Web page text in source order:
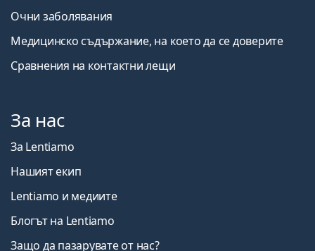
Очни заболявания
Медицинско съдържание, на което да се доверите
Сравнения на контактни лещи
За нас
За Lentiamo
Нашият екип
Lentiamo и медиите
Блогът на Lentiamo
Защо да пазарувате от нас?